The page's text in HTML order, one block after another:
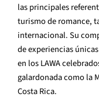
las principales
turismo de romance,
internacional. Su
de experiencias
en los LAWA
galardonada como la
Costa Rica.